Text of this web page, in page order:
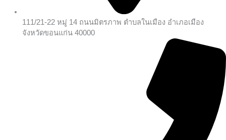
111/21-22 หมู่ 14 ถนนมิตรภาพ ตำบลในเมือง อำเภอเมือง
จังหวัดขอนแก่น 40000